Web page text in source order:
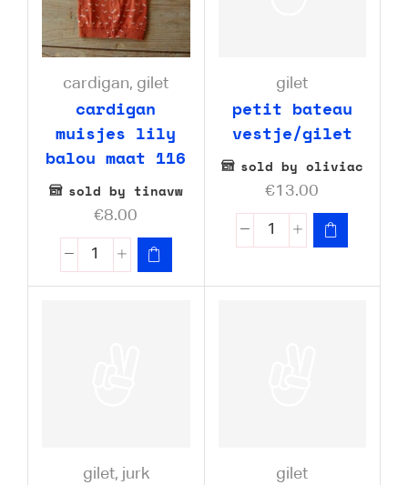
cardigan, gilet
cardigan
muisjes lily
balou maat 116
sold by tinavw
€8.00
gilet
petit bateau
vestje/gilet
sold by oliviac
€13.00
gilet, jurk gilet